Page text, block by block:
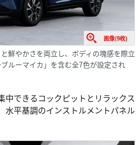
画像(9枚)
鮮やかさを両立し、ボディの塊感を際立
ルーマイカ」を含む全7色が設定され
中できるコックピットとリラックス
水平基調のインストルメントパネル